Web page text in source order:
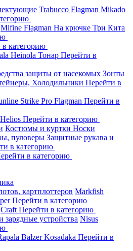
Trabucco Flagman Mikado
Mifine Flagman На крючке Три Кита
категорию
Heinola Тонар Перейти в
защиты от насекомых Зонты
Холодильники Перейти в
Strike Pro Flagman Перейти в
Helios Перейти в категорию
Костюмы и куртки Носки
пуловеры Защитные рукава и
в категорию
в категорию
картплоттеров Markfish
Перейти в категорию
Craft Перейти в категорию
устройства Nisus
BalzerKosadaka Перейти в